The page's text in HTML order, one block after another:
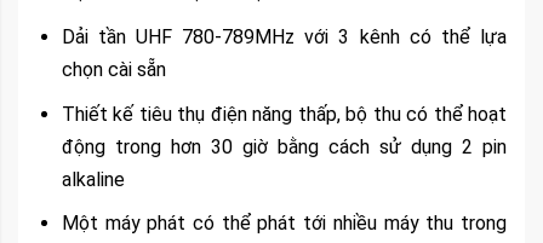
Dải tần UHF 780-789MHz với 3 kênh có thể lựa
chọn cài sẵn
Thiết kế tiêu thụ điện năng thấp, bộ thu có thể hoạt
động trong hơn 30 giờ bằng cách sử dụng 2 pin
alkaline
Một máy phát có thể phát tới nhiều máy thu trong